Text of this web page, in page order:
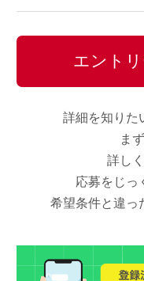
エント
詳細を知りた
ま
詳し
応募をじっ
希望条件と違っ